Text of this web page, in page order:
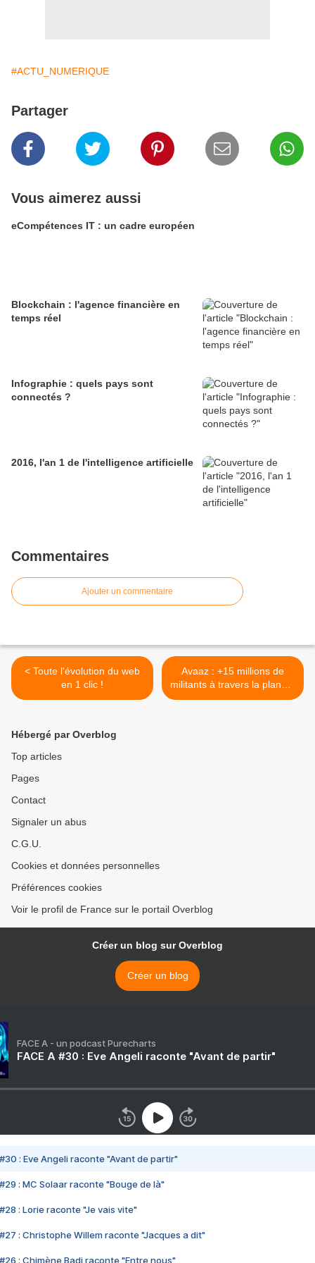
#ACTU_NUMERIQUE
Partager
Vous aimerez aussi
eCompétences IT : un cadre européen
Blockchain : l'agence financière en
temps réel
Infographie : quels pays sont
connectés ?
2016, l'an 1 de l'intelligence artificielle
Commentaires
Ajouter un commentaire
< Toute l'évolution du web
en 1 clic !
Avaaz : +15 millions de
militants à travers la planète
>
Hébergé par Overblog
Top articles
Pages
Contact
Signaler un abus
C.G.U.
Cookies et données personnelles
Préférences cookies
Voir le profil de France sur le portail Overblog
Créer un blog sur Overblog
Créer un blog
FACE A - un podcast Purecharts
FACE A #30 : Eve Angeli raconte "Avant de partir"
#30 : Eve Angeli raconte "Avant de partir"
#29 : MC Solaar raconte "Bouge de là"
#28 : Lorie raconte "Je vais vite"
#27 : Christophe Willem raconte "Jacques a dit"
#26 : Chimène Badi raconte "Entre nous"